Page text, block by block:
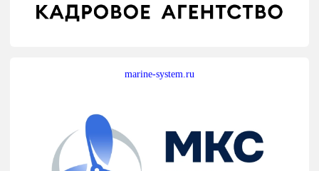
marine-system.ru